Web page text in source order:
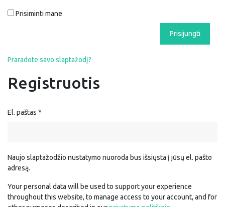
Prisiminti mane
Prisijungti
Praradote savo slaptažodį?
Registruotis
El. paštas *
Naujo slaptažodžio nustatymo nuoroda bus išsiųsta į jūsų el. pašto
adresą.
Your personal data will be used to support your experience
throughout this website, to manage access to your account, and for